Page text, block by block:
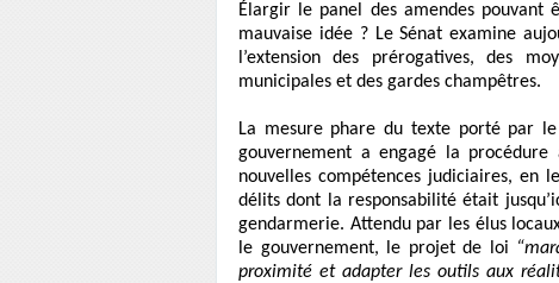
Élargir le panel des amendes pouvant
mauvaise idée ? Le Sénat examine
l’extension des prérogatives, des
municipales et des gardes champêtres.
La mesure phare du texte porté par
gouvernement a engagé la
nouvelles compétences judiciaires, en
délits dont la responsabilité était
gendarmerie. Attendu par les élus
le gouvernement, le projet de loi
proximité et adapter les outils aux